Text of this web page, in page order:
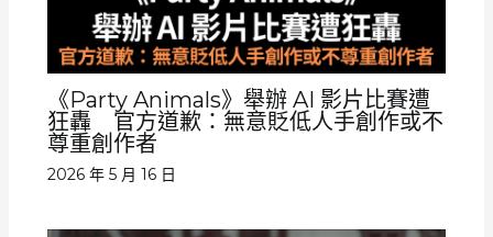
《Party Animals》舉辦 AI 影片比賽遭
狂轟 官方道歉：無意貶低人手創作或不
尊重創作者
2026 年 5 月 16 日